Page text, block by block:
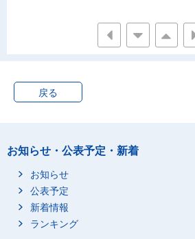
戻る
お知らせ・公表予定・新着
お知らせ
公表予定
新着情報
ランキング